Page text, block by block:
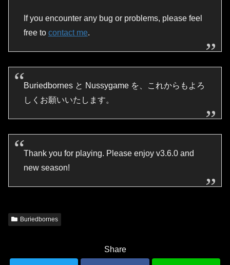
If you encounter any bug or problems, please feel
free to contact me.
Buriedbornes と Nussygame を、これからもよろ
しくお願いいたします。
Thank you for playing. Please enjoy v3.6.0 and
new season!
Buriedbornes
Share